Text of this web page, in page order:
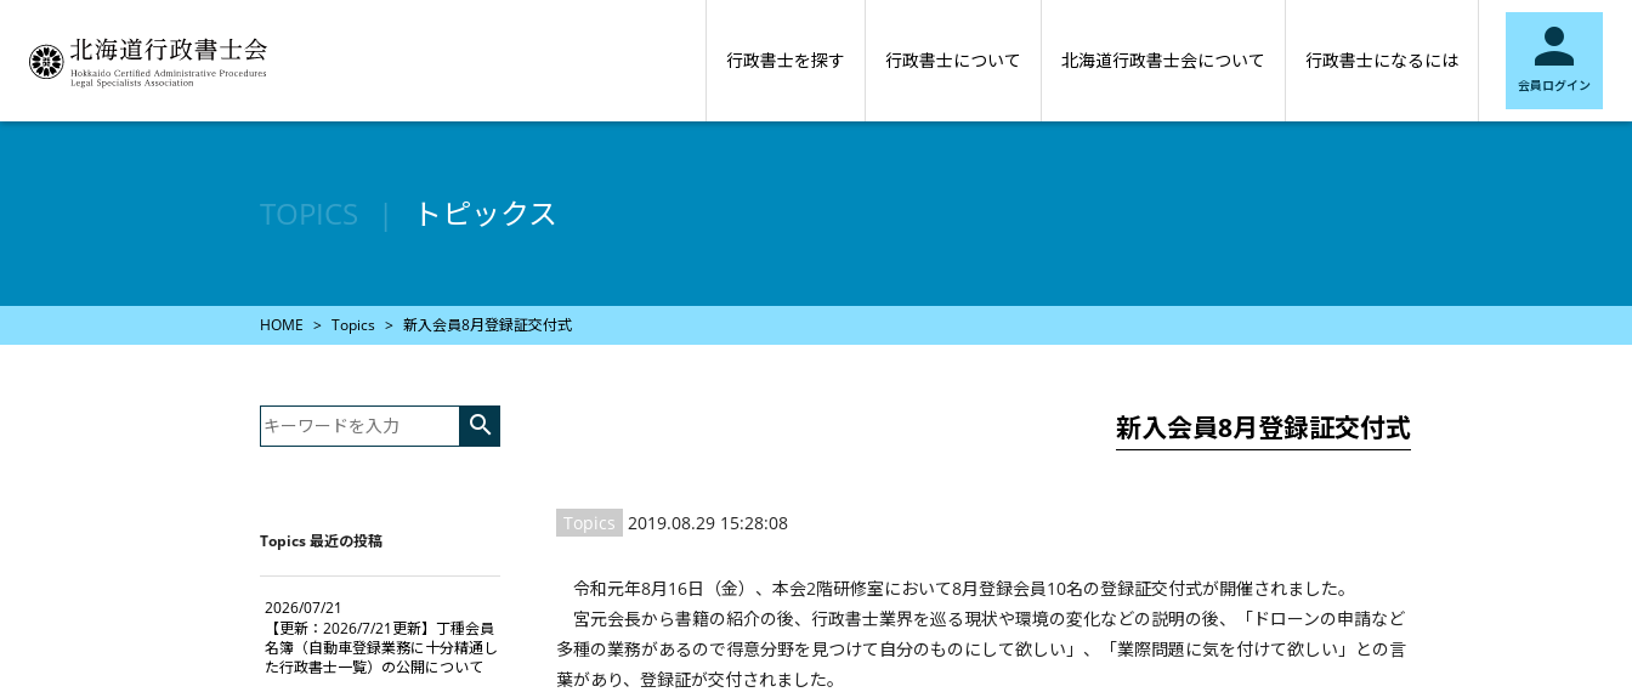
行政書士を探す 行政書士について 北海道行政書士会について 行政書士になるには 
会員ログイン
TOPICS トピックス
HOME Topics 新入会員8月登録証交付式
新入会員8月登録証交付式
Topics 2019.08.29 15:28:08
令和元年8月16日（金）、本会2階研修室において8月登録会員10名の登録証交付式が開催されました。
宮元会長から書籍の紹介の後、行政書士業界を巡る現状や環境の変化などの説明の後、「ドローンの申請など
多種の業務があるので得意分野を見つけて自分のものにして欲しい」、「業際問題に気を付けて欲しい」との言
葉があり、登録証が交付されました。

Topics 最近の投稿
2026/07/21
【更新：2026/7/21更新】丁種会員
名簿（自動車登録業務に十分精通し
た行政書士一覧）の公開について